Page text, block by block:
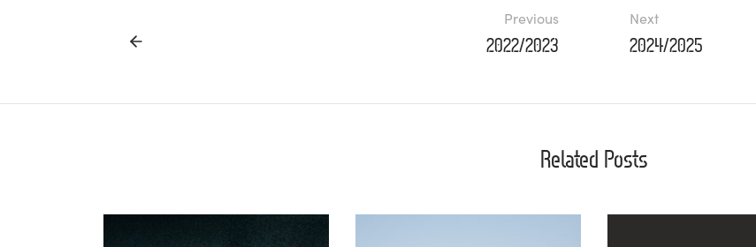
Previous
2022/2023
Next
2024/2025
Related Posts